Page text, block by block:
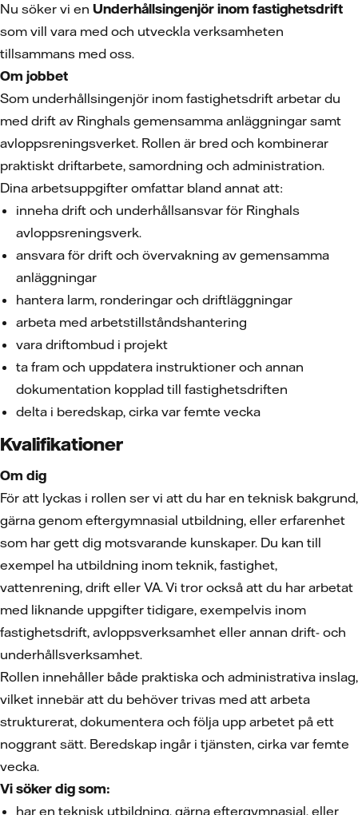
Nu söker vi en Underhållsingenjör inom fastighetsdrift
som vill vara med och utveckla verksamheten
tillsammans med oss.
Om jobbet
Som underhållsingenjör inom fastighetsdrift arbetar du
med drift av Ringhals gemensamma anläggningar samt
avloppsreningsverket. Rollen är bred och kombinerar
praktiskt driftarbete, samordning och administration.
Dina arbetsuppgifter omfattar bland annat att:
inneha drift och underhållsansvar för Ringhals
avloppsreningsverk.
ansvara för drift och övervakning av gemensamma
anläggningar
hantera larm, ronderingar och driftläggningar
arbeta med arbetstillståndshantering
vara driftombud i projekt
ta fram och uppdatera instruktioner och annan
dokumentation kopplad till fastighetsdriften
delta i beredskap, cirka var femte vecka
Kvalifikationer
Om dig
För att lyckas i rollen ser vi att du har en teknisk bakgrund,
gärna genom eftergymnasial utbildning, eller erfarenhet
som har gett dig motsvarande kunskaper. Du kan till
exempel ha utbildning inom teknik, fastighet,
vattenrening, drift eller VA. Vi tror också att du har arbetat
med liknande uppgifter tidigare, exempelvis inom
fastighetsdrift, avloppsverksamhet eller annan drift- och
underhållsverksamhet.
Rollen innehåller både praktiska och administrativa inslag,
vilket innebär att du behöver trivas med att arbeta
strukturerat, dokumentera och följa upp arbetet på ett
noggrant sätt. Beredskap ingår i tjänsten, cirka var femte
vecka.
Vi söker dig som:
har en teknisk utbildning, gärna eftergymnasial, eller